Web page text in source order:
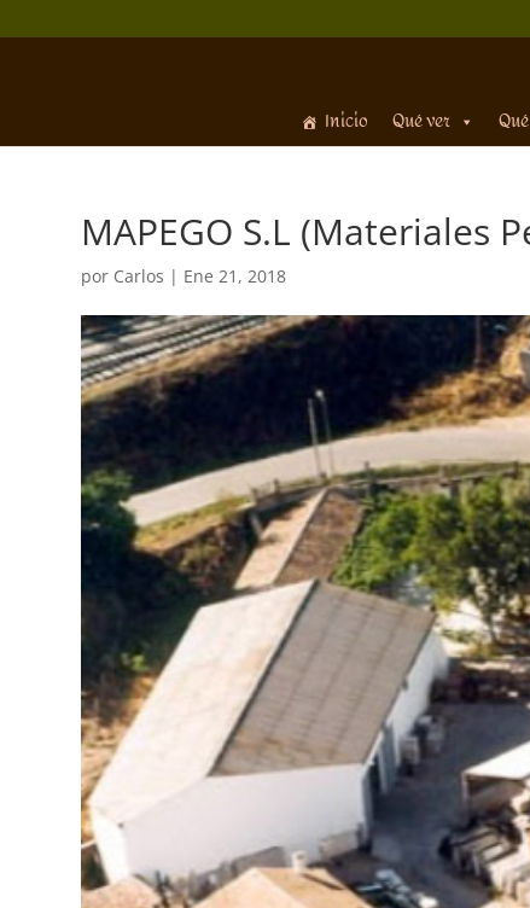
Inicio Qué ver
MAPEGO S.L (Materiales
por Carlos | Ene 21, 2018